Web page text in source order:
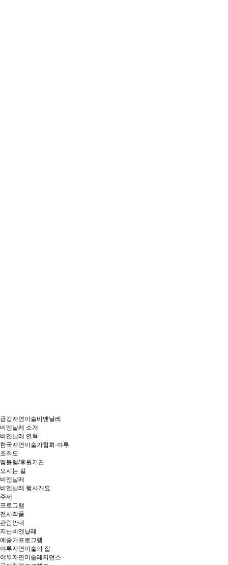
금강자연미술비엔날레
비엔날레 소개
비엔날레 연혁
한국자연미술가협회-야투
조직도
엠블렘/후원기관
오시는 길
비엔날레
비엔날레 행사개요
주제
프로그램
전시작품
관람안내
지난비엔날레
예술가프로그램
야투자연미술의 집
야투자연미술레지던스